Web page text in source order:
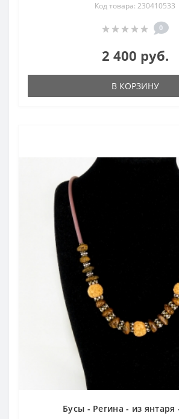
Код товара: 230410533
0
2 400 руб.
В КОРЗИНУ
Бусы - Регина - из янтаря